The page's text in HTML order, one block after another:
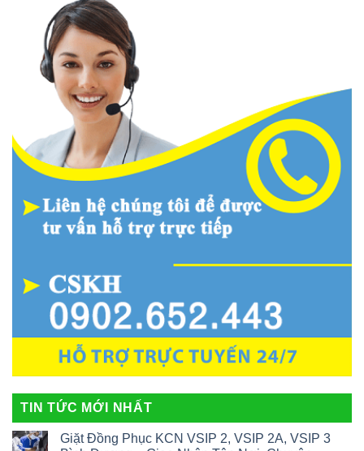
TIN TỨC MỚI NHẤT
Giặt Đồng Phục KCN VSIP 2, VSIP 2A, VSIP 3